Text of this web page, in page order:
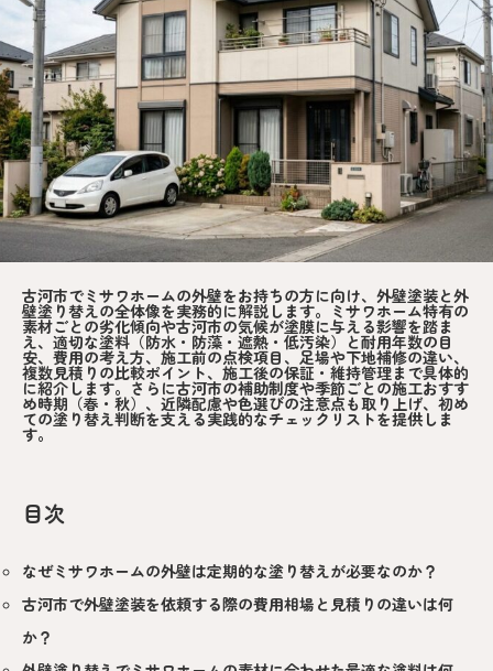
古河市でミサワホームの外壁をお持ちの方に向け、外壁塗装と外
壁塗り替えの全体像を実務的に解説します。ミサワホーム特有の
素材ごとの劣化傾向や古河市の気候が塗膜に与える影響を踏ま
え、適切な塗料（防水・防藻・遮熱・低汚染）と耐用年数の目
安、費用の考え方、施工前の点検項目、足場や下地補修の違い、
複数見積りの比較ポイント、施工後の保証・維持管理まで具体的
に紹介します。さらに古河市の補助制度や季節ごとの施工おすす
め時期（春・秋）、近隣配慮や色選びの注意点も取り上げ、初め
ての塗り替え判断を支える実践的なチェックリストを提供しま
す。
目次
なぜミサワホームの外壁は定期的な塗り替えが必要なのか？
古河市で外壁塗装を依頼する際の費用相場と見積りの違いは何
か？